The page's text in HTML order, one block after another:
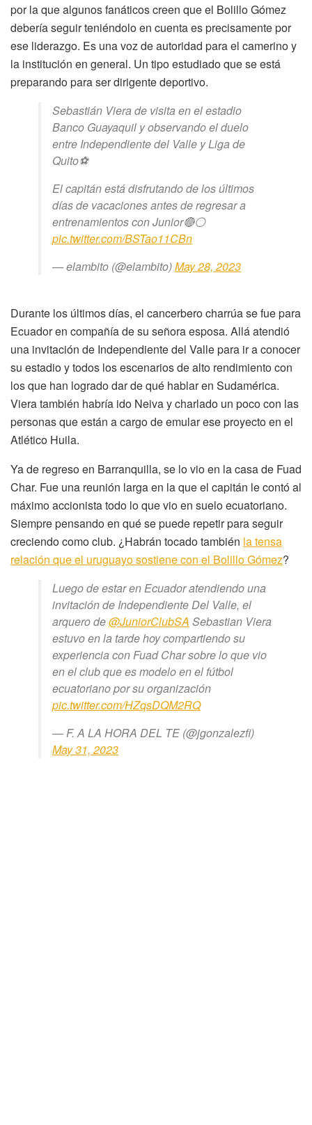
por la que algunos fanáticos creen que el Bolillo Gómez
debería seguir teniéndolo en cuenta es precisamente por
ese liderazgo. Es una voz de autoridad para el camerino y
la institución en general. Un tipo estudiado que se está
preparando para ser dirigente deportivo.
Sebastián Viera de visita en el estadio
Banco Guayaquil y observando el duelo
entre Independiente del Valle y Liga de
Quito⚽
El capitán está disfrutando de los últimos
días de vacaciones antes de regresar a
entrenamientos con Junior🔴⚪
pic.twitter.com/BSTao11CBn
— elambito (@elambito)May 28, 2023
Durante los últimos días, el cancerbero charrúa se fue para
Ecuador en compañía de su señora esposa. Allá atendió
una invitación de Independiente del Valle para ir a conocer
su estadio y todos los escenarios de alto rendimiento con
los que han logrado dar de qué hablar en Sudamérica.
Viera también habría ido Neiva y charlado un poco con las
personas que están a cargo de emular ese proyecto en el
Atlético Huila.
Ya de regreso en Barranquilla, se lo vio en la casa de Fuad
Char. Fue una reunión larga en la que el capitán le contó al
máximo accionista todo lo que vio en suelo ecuatoriano.
Siempre pensando en qué se puede repetir para seguir
creciendo como club. ¿Habrán tocado también la tensa
relación que el uruguayo sostiene con el Bolillo Gómez?
Luego de estar en Ecuador atendiendo una
invitación de Independiente Del Valle, el
arquero de@JuniorClubSA Sebastian Viera
estuvo en la tarde hoy compartiendo su
experiencia con Fuad Char sobre lo que vio
en el club que es modelo en el fútbol
ecuatoriano por su organización
pic.twitter.com/HZqsDQM2RQ
— F. A LA HORA DEL TE (@jgonzalezfi)
May 31, 2023